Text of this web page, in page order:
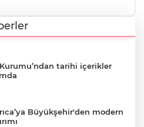
tarihi içerikler
Büyükşehir'den modern